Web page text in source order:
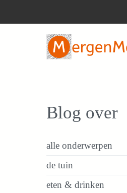
Blog over
alle onderwerpen
de tuin
eten & drinken